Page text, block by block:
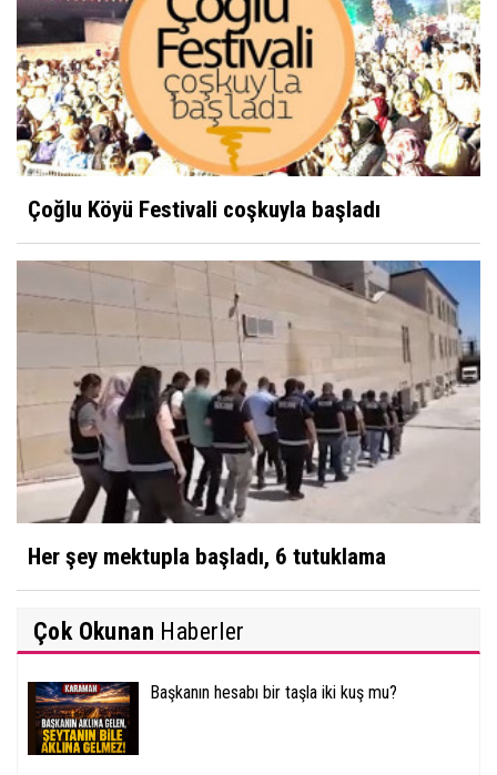
Çoğlu Köyü Festivali coşkuyla başladı
Her şey mektupla başladı, 6 tutuklama
Çok Okunan Haberler
Başkanın hesabı bir taşla iki kuş mu?